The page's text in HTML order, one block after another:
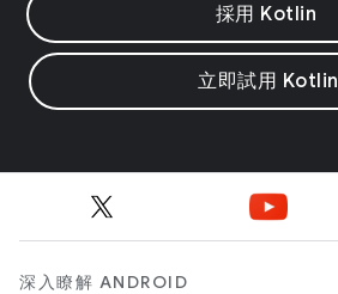
採用 Kotlin
立即試用 Kotlin
深入瞭解 ANDROID